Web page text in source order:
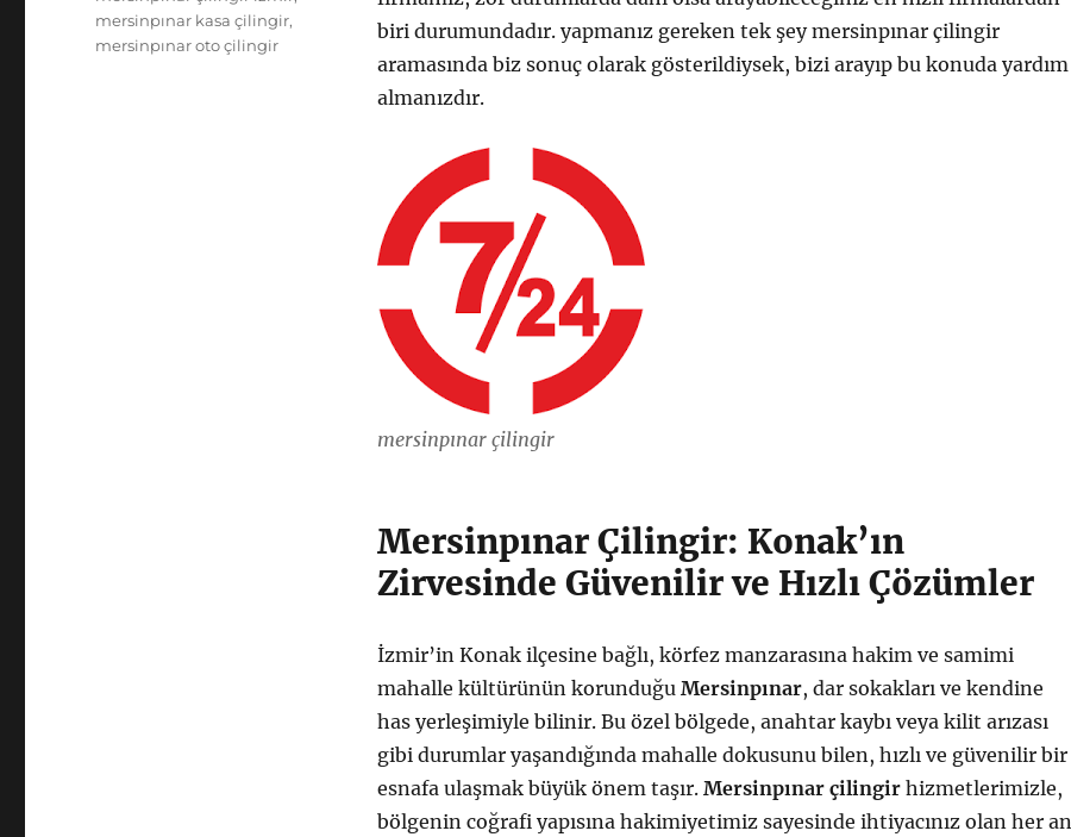
biri durumundadır. yapmanız gereken tek şey mersinpınar çilingir
aramasında biz sonuç olarak gösterildiysek, bizi arayıp bu konuda yardım
almanızdır.
mersinpınar çilingir
Mersinpınar Çilingir: Konak’ın
Zirvesinde Güvenilir ve Hızlı Çözümler
İzmir’in Konak ilçesine bağlı, körfez manzarasına hakim ve samimi
mahalle kültürünün korunduğu Mersinpınar, dar sokakları ve kendine
has yerleşimiyle bilinir. Bu özel bölgede, anahtar kaybı veya kilit arızası
gibi durumlar yaşandığında mahalle dokusunu bilen, hızlı ve güvenilir bir
esnafa ulaşmak büyük önem taşır. Mersinpınar çilingirhizmetlerimizle,
bölgenin coğrafi yapısına hakimiyetimiz sayesinde ihtiyacınız olan her an
mersinpınar kasa çilingir,
mersinpınar oto çilingir